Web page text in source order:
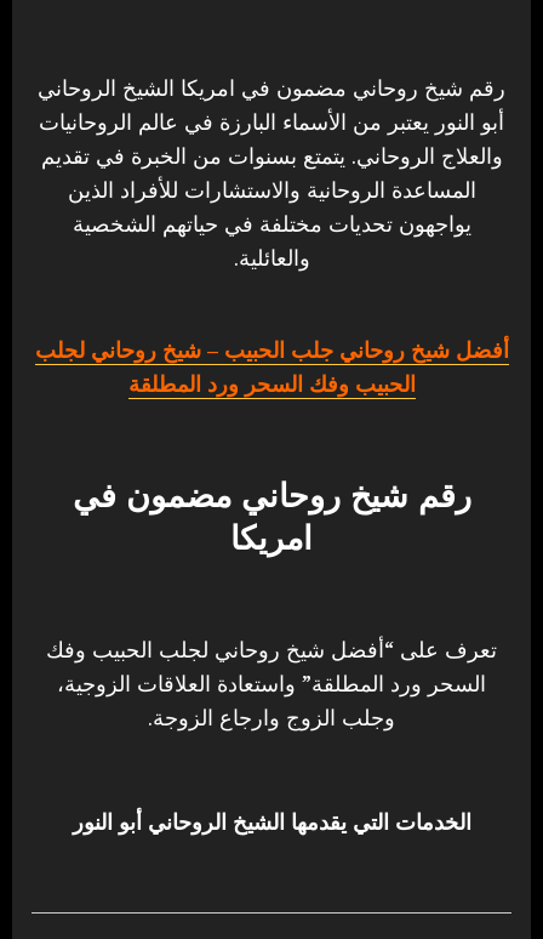
رقم شيخ روحاني مضمون في امريكا الشيخ الروحاني
أبو النور يعتبر من الأسماء البارزة في عالم الروحانيات
والعلاج الروحاني. يتمتع بسنوات من الخبرة في تقديم
المساعدة الروحانية والاستشارات للأفراد الذين
يواجهون تحديات مختلفة في حياتهم الشخصية
والعائلية.
أفضل شيخ روحاني جلب الحبيب – شيخ روحاني لجلب
الحبيب وفك السحر ورد المطلقة
رقم شيخ روحاني مضمون في
امريكا
تعرف على “أفضل شيخ روحاني لجلب الحبيب وفك
السحر ورد المطلقة” واستعادة العلاقات الزوجية،
وجلب الزوج وارجاع الزوجة.
الخدمات التي يقدمها الشيخ الروحاني أبو النور